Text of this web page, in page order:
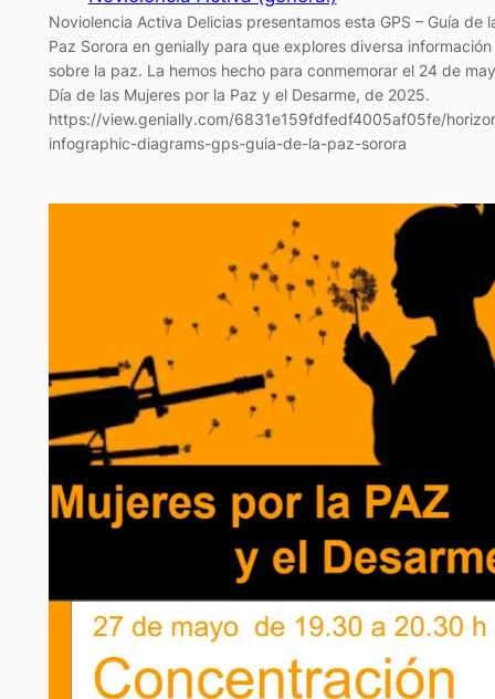
Noviolencia Activa Delicias presentamos esta GPS – Guía de
Paz Sorora en genially para que explores diversa información
sobre la paz. La hemos hecho para conmemorar el 24 de
Día de las Mujeres por la Paz y el Desarme, de 2025.
https://view.genially.com/6831e159fdfedf4005af05fe/
infographic-diagrams-gps-guia-de-la-paz-sorora